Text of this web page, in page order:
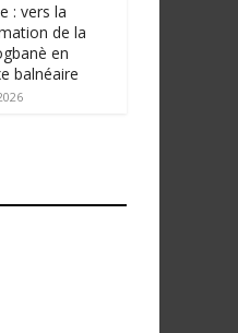
: vers la
de la
en
balnéaire